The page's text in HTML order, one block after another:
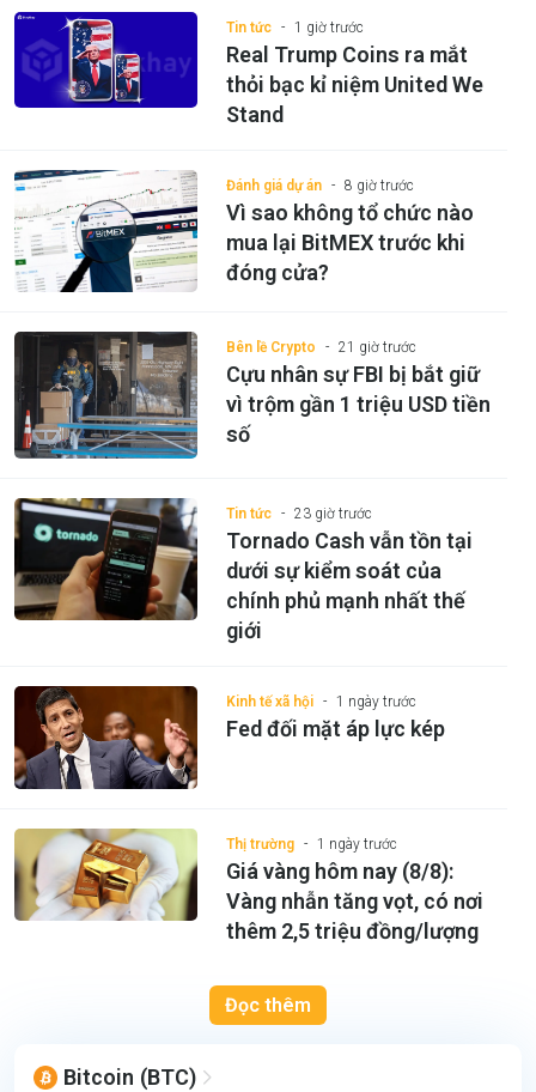
Tin tức 1 giờ trước
Real Trump Coins ra mắt
thỏi bạc kỉ niệm United We
Stand
Đánh giá dự án 8 giờ trước
Vì sao không tổ chức nào
mua lại BitMEX trước khi
đóng cửa?
Bên lề Crypto 21 giờ trước
Cựu nhân sự FBI bị bắt giữ
vì trộm gần 1 triệu USD tiền
số
Tin tức 23 giờ trước
Tornado Cash vẫn tồn tại
dưới sự kiểm soát của
chính phủ mạnh nhất thế
giới
Kinh tế xã hội 1 ngày trước
Fed đối mặt áp lực kép
Thị trường 1 ngày trước
Giá vàng hôm nay (8/8):
Vàng nhẫn tăng vọt, có nơi
thêm 2,5 triệu đồng/lượng
Đọc thêm
Bitcoin (BTC)